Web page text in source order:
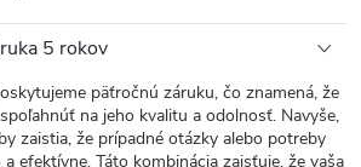
5 rokov
päťročnú záruku, čo znamená, že
na jeho kvalitu a odolnosť. Navyše,
zaistia, že prípadné otázky alebo potreby
efektívne. Táto kombinácia zaisťuje, že vaša